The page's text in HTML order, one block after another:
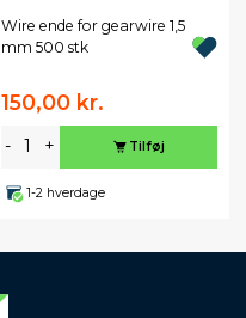
Wire ende for gearwire 1,5
mm 500 stk
150,00 kr.
- + Tilføj
1-2 hverdage